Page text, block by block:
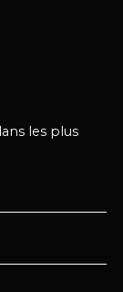
les plus